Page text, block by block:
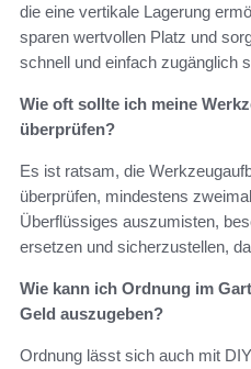
die eine vertikale Lagerung
sparen wertvollen Platz und
schnell und einfach zugänglich
Wie oft sollte ich meine
überprüfen?
Es ist ratsam, die
überprüfen, mindestens
Überflüssiges auszumisten,
ersetzen und sicherzustellen,
Wie kann ich Ordnung im
Geld auszugeben?
Ordnung lässt sich auch mit